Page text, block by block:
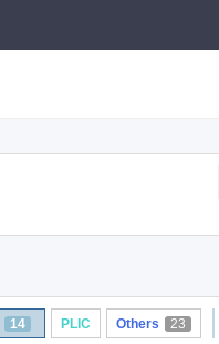
14 PLIC Others 23